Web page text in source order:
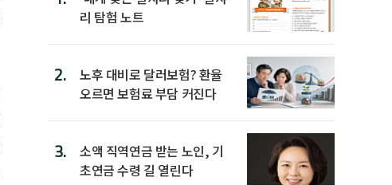
리 탐험 노트
2.
노후 대비로 달러보험? 환율
오르면 보험료 부담 커진다
3.
소액 직역연금 받는 노인, 기
초연금 수령 길 열린다